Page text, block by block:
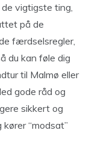
vigtigste ting,
på de
færdselsregler,
du kan føle dig
til Malmø eller
gode råd og
sikkert og
“modsat”